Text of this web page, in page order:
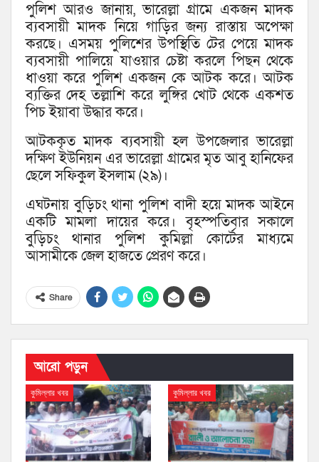
পুলিশ আরও জানায়, ভারেল্লা গ্রামে একজন মাদক
ব্যবসায়ী মাদক নিয়ে গাড়ির জন্য রাস্তায় অপেক্ষা
করছে। এসময় পুলিশের উপস্থিতি টের পেয়ে মাদক
ব্যবসায়ী পালিয়ে যাওয়ার চেষ্টা করলে পিছন থেকে
ধাওয়া করে পুলিশ একজন কে আটক করে। আটক
ব্যক্তির দেহ তল্লাশি করে লুঙ্গির খোট থেকে একশত
পিচ ইয়াবা উদ্ধার করে।
আটককৃত মাদক ব্যবসায়ী হল উপজেলার ভারেল্লা
দক্ষিণ ইউনিয়ন এর ভারেল্লা গ্রামের মৃত আবু হানিফের
ছেলে সফিকুল ইসলাম (২৯)।
এঘটনায় বুড়িচং থানা পুলিশ বাদী হয়ে মাদক আইনে
একটি মামলা দায়ের করে। বৃহস্পতিবার সকালে
বুড়িচং থানার পুলিশ কুমিল্লা কোর্টের মাধ্যমে
আসামীকে জেল হাজতে প্রেরণ করে।
Share
আরো পড়ুন
কুমিল্লার খবর কুমিল্লার খবর